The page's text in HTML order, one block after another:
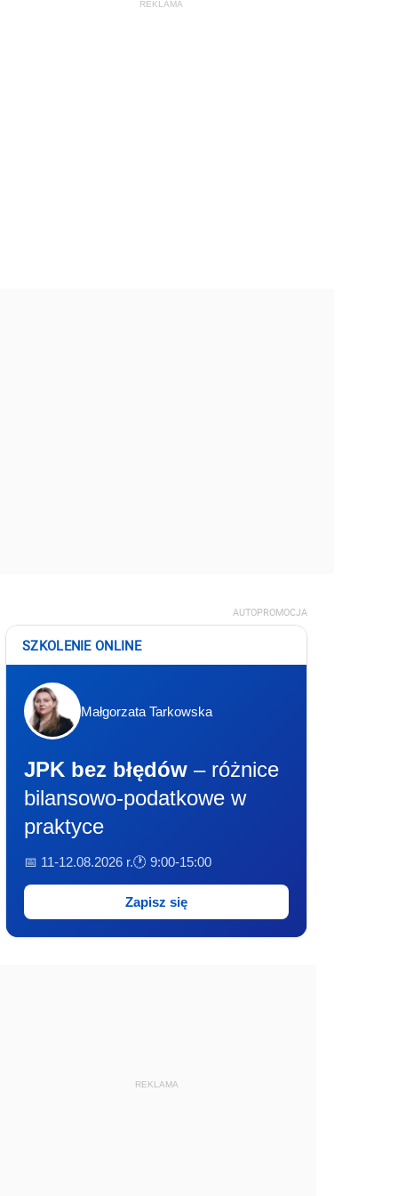
AUTOPROMOCJA
SZKOLENIE ONLINE
Małgorzata Tarkowska
JPK bez błędów – różnice
bilansowo-podatkowe w
praktyce
📅 11-12.08.2026 r.🕐 9:00-15:00
Zapisz się
REKLAMA